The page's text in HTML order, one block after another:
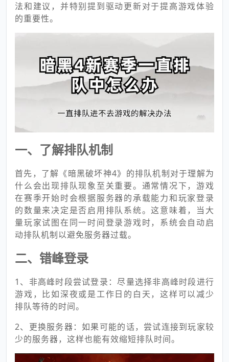
法和建议，并特别提到驱动更新对于提高游戏体验
的重要性。
一、了解排队机制
首先，了解《暗黑破坏神4》的排队机制对于理解为
什么会出现排队现象至关重要。通常情况下，游戏
在赛季开始时会根据服务器的承载能力和玩家登录
的数量来决定是否启用排队系统。这意味着，当大
量玩家试图在同一时间登录游戏时，系统会自动启
动排队机制以避免服务器过载。
二、错峰登录
1、非高峰时段尝试登录：尽量选择非高峰时段进行
游戏，比如深夜或是工作日的白天，这样可以减少
排队等待的时间。
2、更换服务器：如果可能的话，尝试连接到玩家较
少的服务器，这样也能有效缩短排队时间。